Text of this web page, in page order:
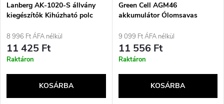
Lanberg AK-1020-S állvány
kiegészítők Kihúzható polc
8 996 Ft ÁFA nélkül
11 425 Ft
Raktáron
KOSÁRBA
Green Cell AGM46
akkumulátor Ólomsavas
9 099 Ft ÁFA nélkül
11 556 Ft
Raktáron
KOSÁRBA